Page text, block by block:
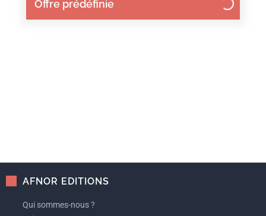
Offre prédéfinie
AFNOR EDITIONS
Qui sommes-nous ?